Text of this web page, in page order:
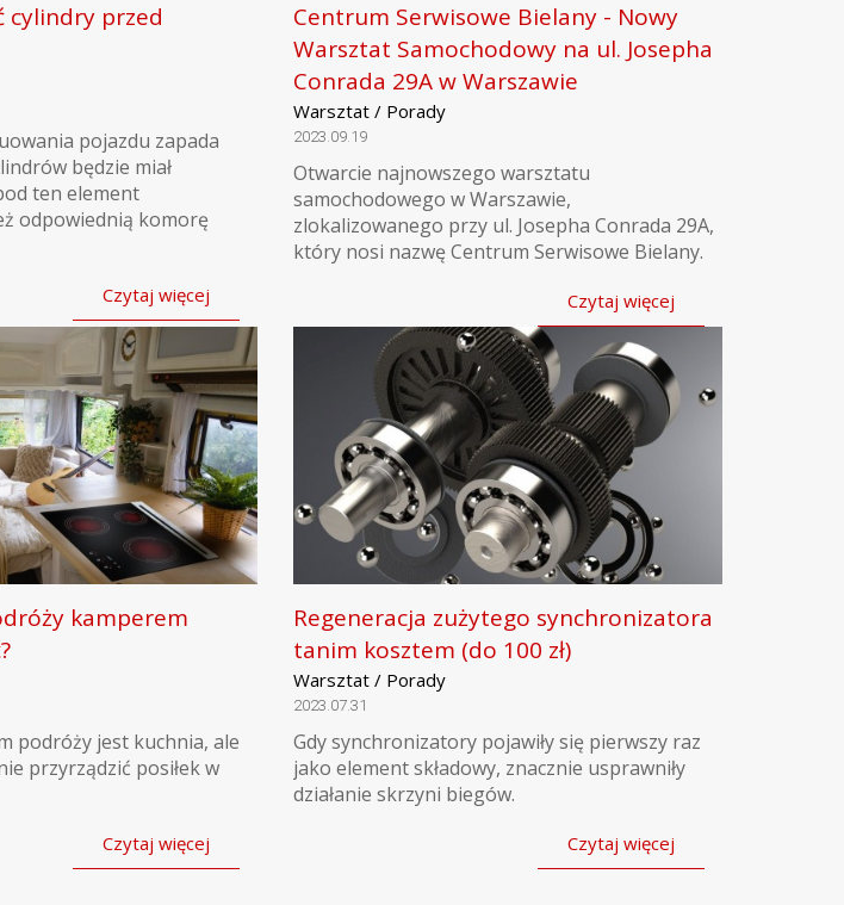
cylindry przed
pojazdu zapada
będzie miał
ten element
odpowiednią komorę
Czytaj więcej
Centrum Serwisowe Bielany - Nowy
Warsztat Samochodowy na ul. Josepha
Conrada 29A w Warszawie
Warsztat / Porady
2023.09.19
Otwarcie najnowszego warsztatu
samochodowego w Warszawie,
zlokalizowanego przy ul. Josepha Conrada 29A,
który nosi nazwę Centrum Serwisowe Bielany.
Czytaj więcej
kamperem
podróży jest kuchnia, ale
przyrządzić posiłek w
Czytaj więcej
Regeneracja zużytego synchronizatora
tanim kosztem (do 100 zł)
Warsztat / Porady
2023.07.31
Gdy synchronizatory pojawiły się pierwszy raz
jako element składowy, znacznie usprawniły
działanie skrzyni biegów.
Czytaj więcej